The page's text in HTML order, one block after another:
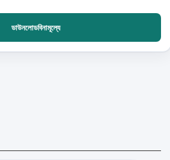
ডাউনলোডবিনামূল্যে